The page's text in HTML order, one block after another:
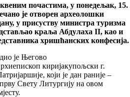
почастима, у понедељак, 15.
је отворен археолошки
у присуству министра туризма
краља Абдулаха II, као и
хришћанских конфесија.
је Његово
киријакупољски г.
који је дан раније –
Свету Литургију на овом